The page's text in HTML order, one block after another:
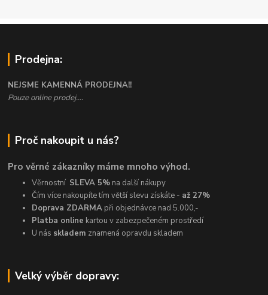
Prodejna:
NEJSME KAMENNÁ PRODEJNA!!
Pouze online prodej....
Proč nakoupit u nás?
Pro věrné zákazníky máme mnoho výhod.
Věrnostní SLEVA 5% na další nákupy
Čím více nakoupíte tím větší slevu získáte - až 27%
Doprava ZDARMA při objednávce nad 5.000,-
Platba online kartou v zabezpečeném prostředí
U nás skladem znamená opravdu skladem
Velký výběr dopravy: